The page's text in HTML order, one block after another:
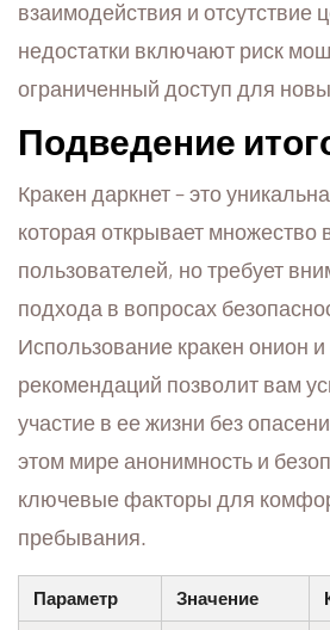
взаимодействия и отсутствие
недостатки включают риск
ограниченный доступ для
Подведение
Кракен даркнет – это
которая открывает множество
пользователей, но требует
подхода в вопросах
Использование кракен онион
рекомендаций позволит вам
участие в ее жизни без
этом мире анонимность и
ключевые факторы для
пребывания.
Параметр Значение